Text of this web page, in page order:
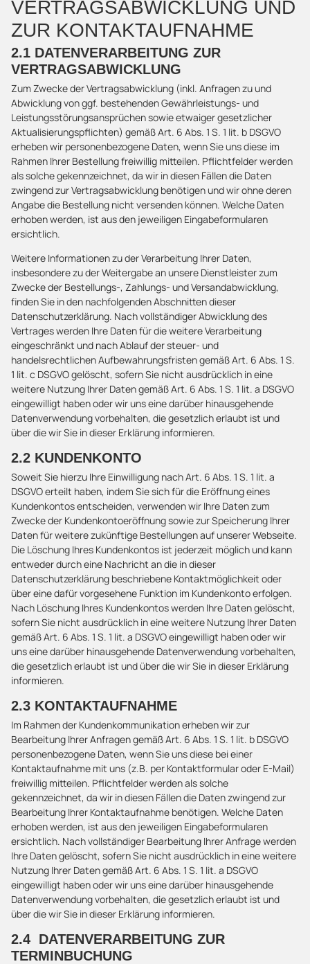
VERTRAGSABWICKLUNG UND
ZUR KONTAKTAUFNAHME
2.1 DATENVERARBEITUNG ZUR
VERTRAGSABWICKLUNG
Zum Zwecke der Vertragsabwicklung (inkl. Anfragen zu und
Abwicklung von ggf. bestehenden Gewährleistungs- und
Leistungsstörungsansprüchen sowie etwaiger gesetzlicher
Aktualisierungspflichten) gemäß Art. 6 Abs. 1 S. 1 lit. b DSGVO
erheben wir personenbezogene Daten, wenn Sie uns diese im
Rahmen Ihrer Bestellung freiwillig mitteilen. Pflichtfelder werden
als solche gekennzeichnet, da wir in diesen Fällen die Daten
zwingend zur Vertragsabwicklung benötigen und wir ohne deren
Angabe die Bestellung nicht versenden können. Welche Daten
erhoben werden, ist aus den jeweiligen Eingabeformularen
ersichtlich.
Weitere Informationen zu der Verarbeitung Ihrer Daten,
insbesondere zu der Weitergabe an unsere Dienstleister zum
Zwecke der Bestellungs-, Zahlungs- und Versandabwicklung,
finden Sie in den nachfolgenden Abschnitten dieser
Datenschutzerklärung. Nach vollständiger Abwicklung des
Vertrages werden Ihre Daten für die weitere Verarbeitung
eingeschränkt und nach Ablauf der steuer- und
handelsrechtlichen Aufbewahrungsfristen gemäß Art. 6 Abs. 1 S.
1 lit. c DSGVO gelöscht, sofern Sie nicht ausdrücklich in eine
weitere Nutzung Ihrer Daten gemäß Art. 6 Abs. 1 S. 1 lit. a DSGVO
eingewilligt haben oder wir uns eine darüber hinausgehende
Datenverwendung vorbehalten, die gesetzlich erlaubt ist und
über die wir Sie in dieser Erklärung informieren.
2.2 KUNDENKONTO
Soweit Sie hierzu Ihre Einwilligung nach Art. 6 Abs. 1 S. 1 lit. a
DSGVO erteilt haben, indem Sie sich für die Eröffnung eines
Kundenkontos entscheiden, verwenden wir Ihre Daten zum
Zwecke der Kundenkontoeröffnung sowie zur Speicherung Ihrer
Daten für weitere zukünftige Bestellungen auf unserer Webseite.
Die Löschung Ihres Kundenkontos ist jederzeit möglich und kann
entweder durch eine Nachricht an die in dieser
Datenschutzerklärung beschriebene Kontaktmöglichkeit oder
über eine dafür vorgesehene Funktion im Kundenkonto erfolgen.
Nach Löschung Ihres Kundenkontos werden Ihre Daten gelöscht,
sofern Sie nicht ausdrücklich in eine weitere Nutzung Ihrer Daten
gemäß Art. 6 Abs. 1 S. 1 lit. a DSGVO eingewilligt haben oder wir
uns eine darüber hinausgehende Datenverwendung vorbehalten,
die gesetzlich erlaubt ist und über die wir Sie in dieser Erklärung
informieren.
2.3 KONTAKTAUFNAHME
Im Rahmen der Kundenkommunikation erheben wir zur
Bearbeitung Ihrer Anfragen gemäß Art. 6 Abs. 1 S. 1 lit. b DSGVO
personenbezogene Daten, wenn Sie uns diese bei einer
Kontaktaufnahme mit uns (z.B. per Kontaktformular oder E-Mail)
freiwillig mitteilen. Pflichtfelder werden als solche
gekennzeichnet, da wir in diesen Fällen die Daten zwingend zur
Bearbeitung Ihrer Kontaktaufnahme benötigen. Welche Daten
erhoben werden, ist aus den jeweiligen Eingabeformularen
ersichtlich. Nach vollständiger Bearbeitung Ihrer Anfrage werden
Ihre Daten gelöscht, sofern Sie nicht ausdrücklich in eine weitere
Nutzung Ihrer Daten gemäß Art. 6 Abs. 1 S. 1 lit. a DSGVO
eingewilligt haben oder wir uns eine darüber hinausgehende
Datenverwendung vorbehalten, die gesetzlich erlaubt ist und
über die wir Sie in dieser Erklärung informieren.
2.4 DATENVERARBEITUNG ZUR
TERMINBUCHUNG